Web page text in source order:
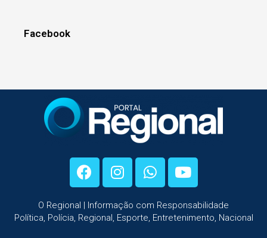
Facebook
O Regional | Informação com Responsabilidade
Política, Polícia, Regional, Esporte, Entretenimento, Nacional